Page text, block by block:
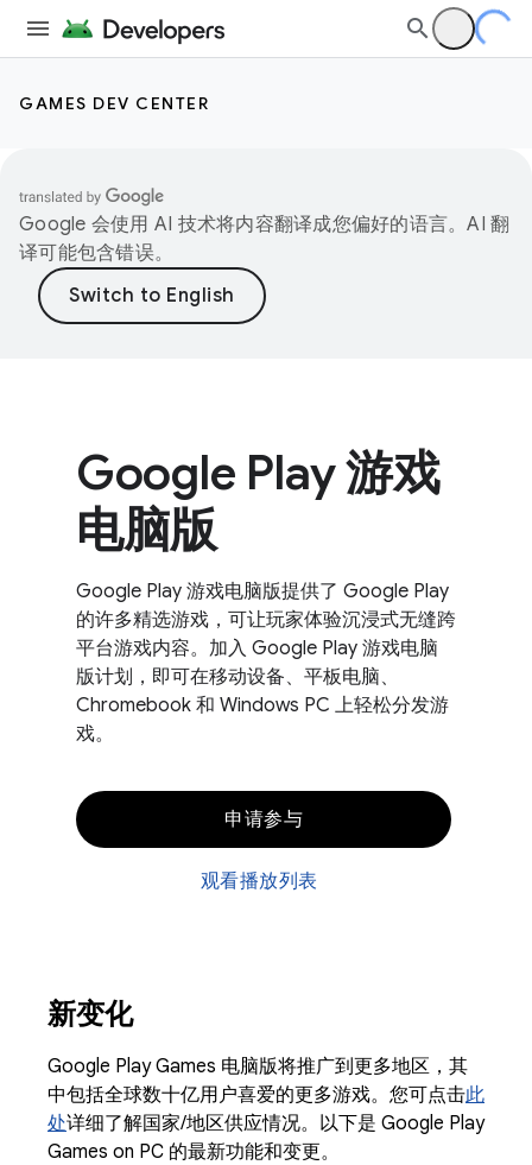
GAMES DEV CENTER
Google 会使用 AI 技术将内容翻译成您偏好的语言。AI 翻
译可能包含错误。
Google Play 游戏
电脑版
Google Play 游戏电脑版提供了 Google Play
的许多精选游戏，可让玩家体验沉浸式无缝跨
平台游戏内容。加入 Google Play 游戏电脑
版计划，即可在移动设备、平板电脑、
Chromebook 和 Windows PC 上轻松分发游
戏。
申请参与
观看播放列表
新变化
Google Play Games 电脑版将推广到更多地区，其
中包括全球数十亿用户喜爱的更多游戏。您可点击此
处详细了解国家/地区供应情况。以下是 Google Play
Games on PC 的最新功能和变更。